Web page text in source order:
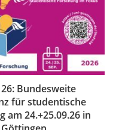
Bundesweite
für studentische
am 24.+25.09.26 in